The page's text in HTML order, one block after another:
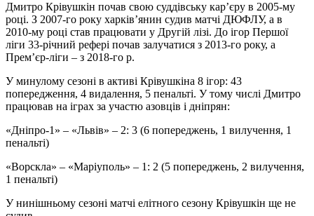
Дмитро Крівушкін почав свою суддівську кар’єру в 2005-му
році. З 2007-го року харків’янин судив матчі ДЮФЛУ, а в
2010-му році став працювати у Другій лізі. До ігор Першої
ліги 33-річний рефері почав залучатися з 2013-го року, а
Прем’єр-ліги – з 2018-го р.
У минулому сезоні в активі Крівушкіна 8 ігор: 43
попередження, 4 видалення, 5 пенальті. У тому числі Дмитро
працював на іграх за участю азовців і дніпрян:
«Дніпро-1» – «Львів» – 2: 3 (6 попереджень, 1 вилучення, 1
пенальті)
«Ворскла» – «Маріуполь» – 1: 2 (5 попереджень, 2 вилучення,
1 пенальті)
У нинішньому сезоні матчі елітного сезону Крівушкін ще не